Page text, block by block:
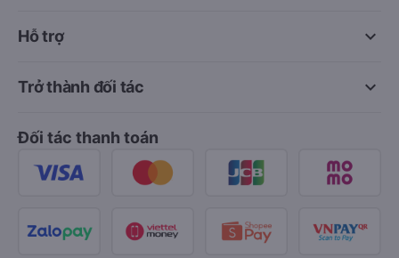
keyboard_arrow_down
Hỗ trợ
keyboard_arrow_down
Trở thành đối tác
Đối tác thanh toán